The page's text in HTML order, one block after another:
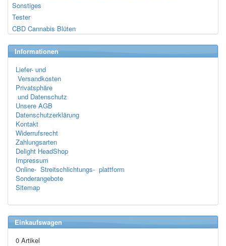
Sonstiges
Tester
CBD Cannabis Blüten
Informationen
Liefer- und
Versandkosten
Privatsphäre
und Datenschutz
Unsere AGB
Datenschutzerklärung
Kontakt
Widerrufsrecht
Zahlungsarten
Delight HeadShop
Impressum
Online- Streitschlichtungs- plattform
Sonderangebote
Sitemap
Einkaufswagen
0 Artikel